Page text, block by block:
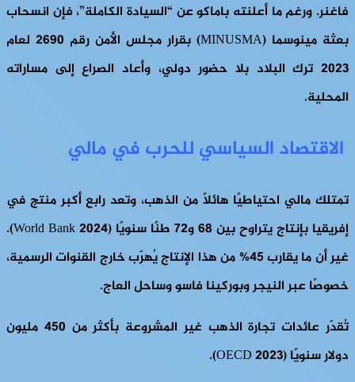
فاغنر. ورغم ما أعلنته باماكو عن “السيادة الكاملة”، فإن انسحاب
بعثة مينوسما (MINUSMA) بقرار مجلس الأمن رقم 2690 لعام
2023 ترك البلاد بلا حضور دولي، وأعاد الصراع إلى مساراته
المحلية.
الاقتصاد السياسي للحرب في مالي
تمتلك مالي احتياطيًا هائلًا من الذهب، وتعد رابع أكبر منتج في
إفريقيا بإنتاج يتراوح بين 68 و72 طنًا سنويًا (World Bank 2024).
غير أن ما يقارب 45% من هذا الإنتاج يُهرّب خارج القنوات الرسمية،
خصوصًا عبر النيجر وبوركينا فاسو وساحل العاج.
تُقدّر عائدات تجارة الذهب غير المشروعة بأكثر من 450 مليون
دولار سنويًا (OECD 2023).